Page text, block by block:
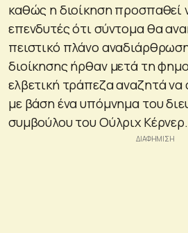
καθώς η διοίκηση προσπαθεί
επενδυτές ότι σύντομα θα
πειστικό πλάνο
διοίκησης ήρθαν μετά τη
ελβετική τράπεζα αναζητά να
με βάση ένα υπόμνημα του
συμβούλου του Ούλριχ Κέρνερ.